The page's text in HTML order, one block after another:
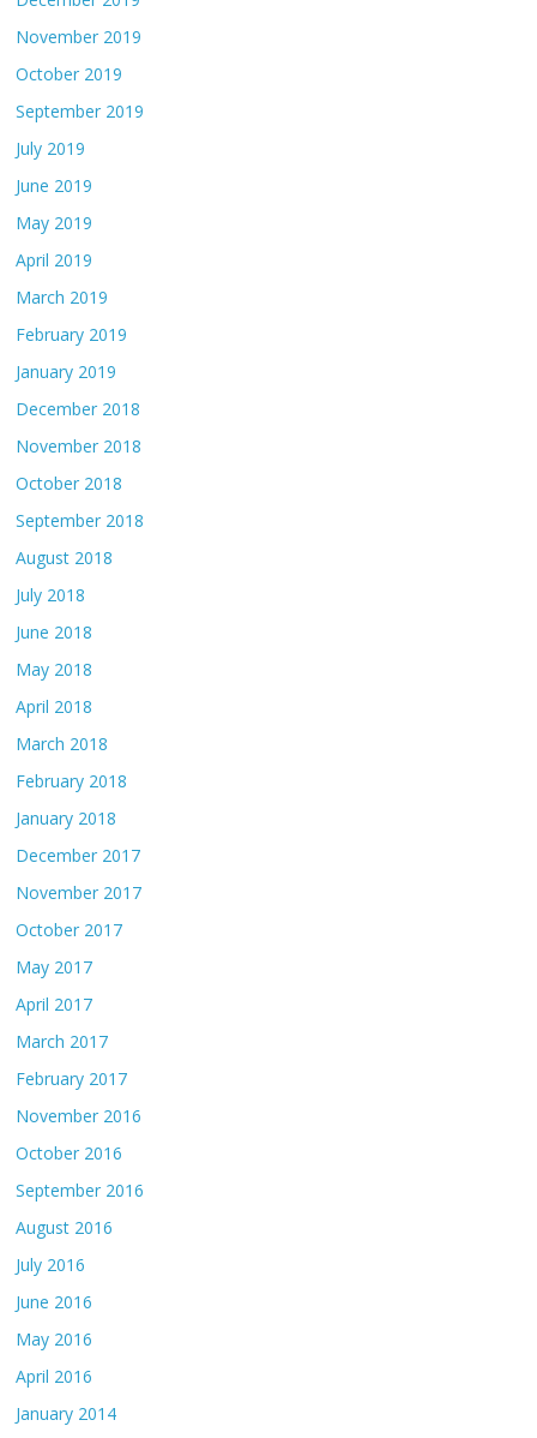
November 2019
October 2019
September 2019
July 2019
June 2019
May 2019
April 2019
March 2019
February 2019
January 2019
December 2018
November 2018
October 2018
September 2018
August 2018
July 2018
June 2018
May 2018
April 2018
March 2018
February 2018
January 2018
December 2017
November 2017
October 2017
May 2017
April 2017
March 2017
February 2017
November 2016
October 2016
September 2016
August 2016
July 2016
June 2016
May 2016
April 2016
January 2014